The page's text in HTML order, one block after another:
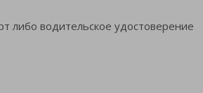
либо водительское удостоверение